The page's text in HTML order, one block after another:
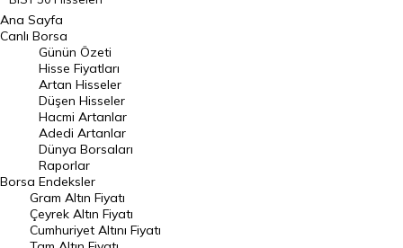
BIST 100 Hisseleri
En Çok Artan Hisseler
En Çok Düşen Hisseler
Hacmi Artanlar
Geçmiş Kapanışlar
Dünya Borsaları
Raporlar
Endeksler
Ana Sayfa
Canlı Borsa
Borsa
Günün Özeti
Hisse Fiyatları
Artan Hisseler
Düşen Hisseler
Hacmi Artanlar
Adedi Artanlar
Dünya Borsaları
Raporlar
Endeksler
Gram Altın Fiyatı
Çeyrek Altın Fiyatı
Cumhuriyet Altını Fiyatı